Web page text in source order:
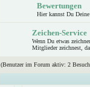
Bewertungen
Hier kannst Du Deine
Zeichen-Service
Wenn Du etwas
Mitglieder zeichnest,
(Benutzer im Forum aktiv: 2